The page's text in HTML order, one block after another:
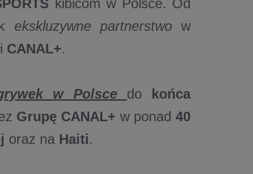
kibicom w Polsce. Od
ekskluzywne partnerstwow
i CANAL+.
w Polsce do
końca
Grupę CANAL+ w ponad40
oraz na Haiti.